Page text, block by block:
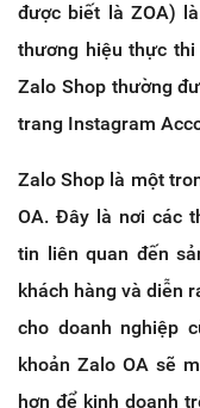
được biết là ZOA)
thương hiệu thực thi
Zalo Shop thường
trang Instagram
Zalo Shop là một
OA. Đây là nơi các
tin liên quan đến
khách hàng và diễn
cho doanh nghiệp
khoản Zalo OA sẽ
hơn để kinh doanh